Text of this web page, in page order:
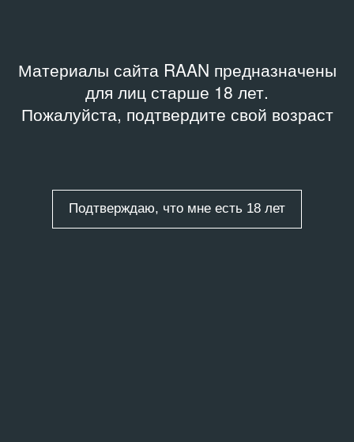
Материалы сайта RAAN предназначены
для лиц старше 18 лет.
Пожалуйста, подтвердите свой возраст
Подтверждаю, что мне есть 18 лет